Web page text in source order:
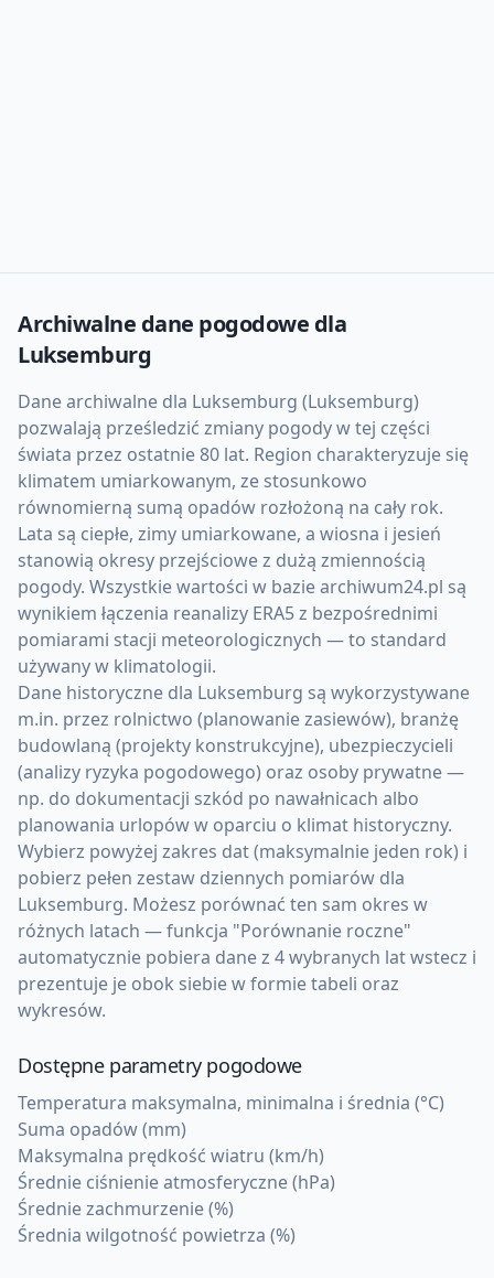
Archiwalne dane pogodowe dla
Luksemburg
Dane archiwalne dla Luksemburg (Luksemburg)
pozwalają prześledzić zmiany pogody w tej części
świata przez ostatnie 80 lat. Region charakteryzuje się
klimatem umiarkowanym, ze stosunkowo
równomierną sumą opadów rozłożoną na cały rok.
Lata są ciepłe, zimy umiarkowane, a wiosna i jesień
stanowią okresy przejściowe z dużą zmiennością
pogody. Wszystkie wartości w bazie archiwum24.pl są
wynikiem łączenia reanalizy ERA5 z bezpośrednimi
pomiarami stacji meteorologicznych — to standard
używany w klimatologii.
Dane historyczne dla Luksemburg są wykorzystywane
m.in. przez rolnictwo (planowanie zasiewów), branżę
budowlaną (projekty konstrukcyjne), ubezpieczycieli
(analizy ryzyka pogodowego) oraz osoby prywatne —
np. do dokumentacji szkód po nawałnicach albo
planowania urlopów w oparciu o klimat historyczny.
Wybierz powyżej zakres dat (maksymalnie jeden rok) i
pobierz pełen zestaw dziennych pomiarów dla
Luksemburg. Możesz porównać ten sam okres w
różnych latach — funkcja "Porównanie roczne"
automatycznie pobiera dane z 4 wybranych lat wstecz i
prezentuje je obok siebie w formie tabeli oraz
wykresów.
Dostępne parametry pogodowe
Temperatura maksymalna, minimalna i średnia (°C)
Suma opadów (mm)
Maksymalna prędkość wiatru (km/h)
Średnie ciśnienie atmosferyczne (hPa)
Średnie zachmurzenie (%)
Średnia wilgotność powietrza (%)